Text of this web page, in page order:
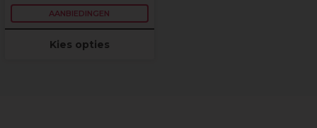
AANBIEDINGEN
Kies opties